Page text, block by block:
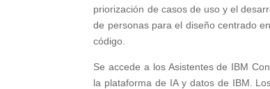
priorización de casos de uso y el
de personas para el diseño centrado
código.
Se accede a los Asistentes de IBM
la plataforma de IA y datos de IBM.